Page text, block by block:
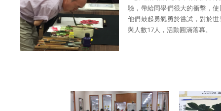
驗，帶給同學們很大的衝擊，
他們鼓起勇氣勇於嘗試，對於
與人數17人，活動圓滿落幕。